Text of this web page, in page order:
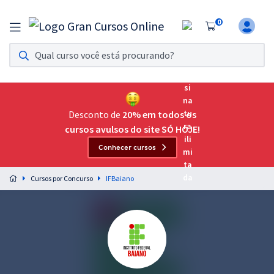
0
Assinatura Ilimitada 11
Acesso a todos os cursos. Teste grátis por 7 dias!
Assinatura OAB Até Passar
Acesso ilimitado a toda preparação para o Exame da
Preparação completa e intensiva para as principais
residências em saúde do Brasil
Desconto de 20% em todos os
cursos avulsos do site SÓ HOJE!
Conhecer cursos
Cursos por Concurso IFBaiano